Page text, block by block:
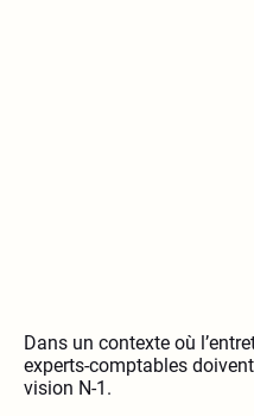
Dans un contexte où
experts-comptables
vision N-1.